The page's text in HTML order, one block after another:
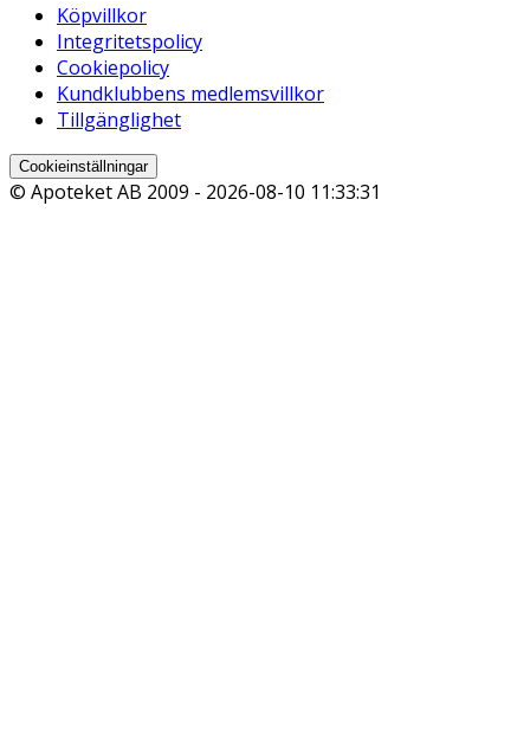
Köpvillkor
Integritetspolicy
Cookiepolicy
Kundklubbens medlemsvillkor
Tillgänglighet
Cookieinställningar
© Apoteket AB 2009 - 2026-08-10 11:33:31